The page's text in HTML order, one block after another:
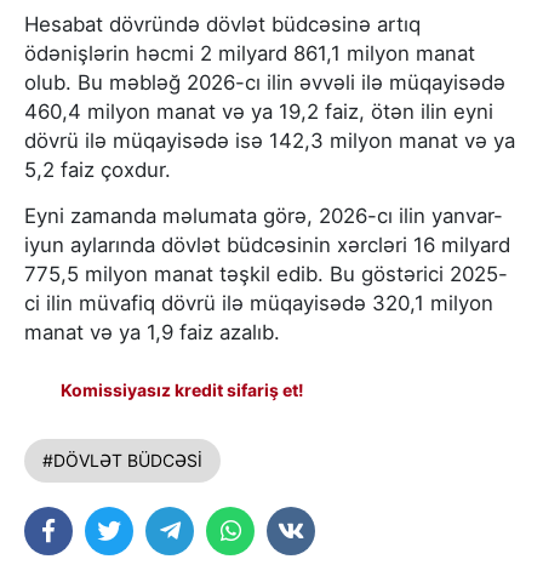
Hesabat dövründə dövlət büdcəsinə artıq
ödənişlərin həcmi 2 milyard 861,1 milyon manat
olub. Bu məbləğ 2026-cı ilin əvvəli ilə müqayisədə
460,4 milyon manat və ya 19,2 faiz, ötən ilin eyni
dövrü ilə müqayisədə isə 142,3 milyon manat və ya
5,2 faiz çoxdur.
Eyni zamanda məlumata görə, 2026-cı ilin yanvar-
iyun aylarında dövlət büdcəsinin xərcləri 16 milyard
775,5 milyon manat təşkil edib. Bu göstərici 2025-
ci ilin müvafiq dövrü ilə müqayisədə 320,1 milyon
manat və ya 1,9 faiz azalıb.
Komissiyasız kredit sifariş et!
#DÖVLƏT BÜDCƏSİ